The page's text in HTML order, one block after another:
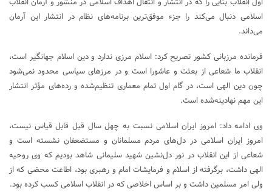
اسلامی دنبال می‌کند را جزء موفق‌ترین برنامه‌های نظام در انتشار این آرمان
می‌داند.
فرمانده مرزبانی کشور تصریح کرد: اسلام مرزی ندارد و دین اسلام جهانگیر است،
انقلاب ما شعاعی از بعثت و عاشورا است و در مرزهای سیاسی محدود نمی‌شود
چون دین الهی است، در گام اول تمام معماری تنظیم‌شده و رده‌های مؤثر انتشار
این مهم نهادینه‌شده است.
وی ادامه داد: امروز ایران اسلامی نسبت به چهل سال قبل قابل قیاس نیست،
امروز ایران اسلامی در دل‌های مردم مسلمانان و مستضعفان نشسته است و
شعاعی از این انقلاب در نور دل‌نشین شهید سلیمانی شاهد بودیم که وی روحیه
الهی داشت، برگرفته از اسلام و فرمایشات امام و رهبری بود، اطاعت محضی که از
ولی امر مسلمین داشت و بر اساس اخلاصی که در انقلاب اسلامی کسب کرده بود.